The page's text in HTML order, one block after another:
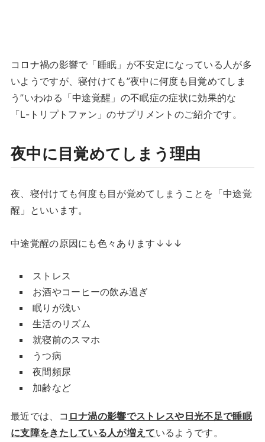
コロナ禍の影響で「睡眠」が不安定になっている人が多
いようですが、寝付けても”夜中に何度も目覚めてしま
う”いわゆる「中途覚醒」の不眠症の症状に効果的な
「L-トリプトファン」のサプリメントのご紹介です。
夜中に目覚めてしまう理由
夜、寝付けても何度も目が覚めてしまうことを「中途覚
醒」といいます。
中途覚醒の原因にも色々あります↓↓↓
ストレス
お酒やコーヒーの飲み過ぎ
眠りが浅い
生活のリズム
就寝前のスマホ
うつ病
夜間頻尿
加齢など
最近では、コ ロナ渦の影響でストレスや日光不足で睡眠
に支障をきたしている人が増えているようです。